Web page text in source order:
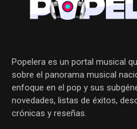
Popelera es un portal musical
sobre el panorama musical
enfoque en el pop y sus
novedades, listas de éxitos,
crónicas y reseñas.